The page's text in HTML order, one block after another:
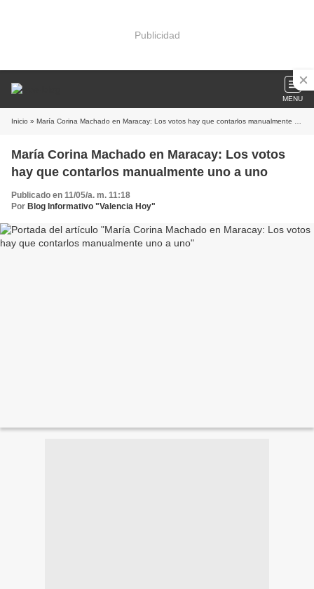
Publicidad
MENU
Inicio » María Corina Machado en Maracay: Los votos hay que contarlos manualmente uno a uno
María Corina Machado en Maracay: Los votos
hay que contarlos manualmente uno a uno
Publicado en 11/05/a. m. 11:18
Por Blog Informativo "Valencia Hoy"